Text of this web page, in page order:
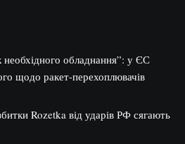
необхідного обладнання”: у ЄС
щодо ракет-перехоплювачів
Rozetka від ударів РФ сягають